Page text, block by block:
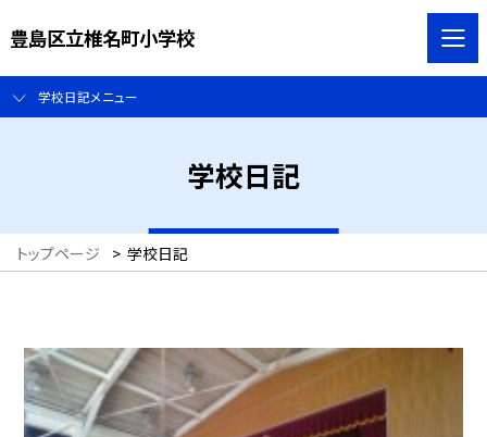
豊島区立椎名町小学校
学校日記メニュー
学校日記
トップページ > 学校日記